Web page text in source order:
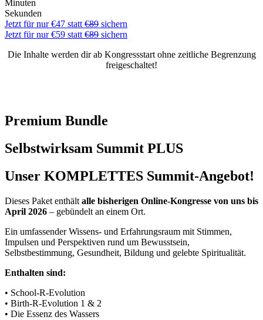
Minuten
Sekunden
Jetzt für nur €47 statt €89 sichern
Jetzt für nur €59 statt €89 sichern
Die Inhalte werden dir ab Kongressstart ohne zeitliche Begrenzung
freigeschaltet!
Premium Bundle
Selbstwirksam Summit PLUS
Unser KOMPLETTES Summit-Angebot!
Dieses Paket enthält alle bisherigen Online-Kongresse von uns bis
April 2026 – gebündelt an einem Ort.
Ein umfassender Wissens- und Erfahrungsraum mit Stimmen,
Impulsen und Perspektiven rund um Bewusstsein,
Selbstbestimmung, Gesundheit, Bildung und gelebte Spiritualität.
Enthalten sind:
• School-R-Evolution
• Birth-R-Evolution 1 & 2
• Die Essenz des Wassers